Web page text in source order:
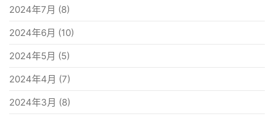
2024年7月 (8)
2024年6月 (10)
2024年5月 (5)
2024年4月 (7)
2024年3月 (8)